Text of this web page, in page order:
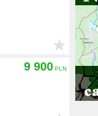
★
9 900